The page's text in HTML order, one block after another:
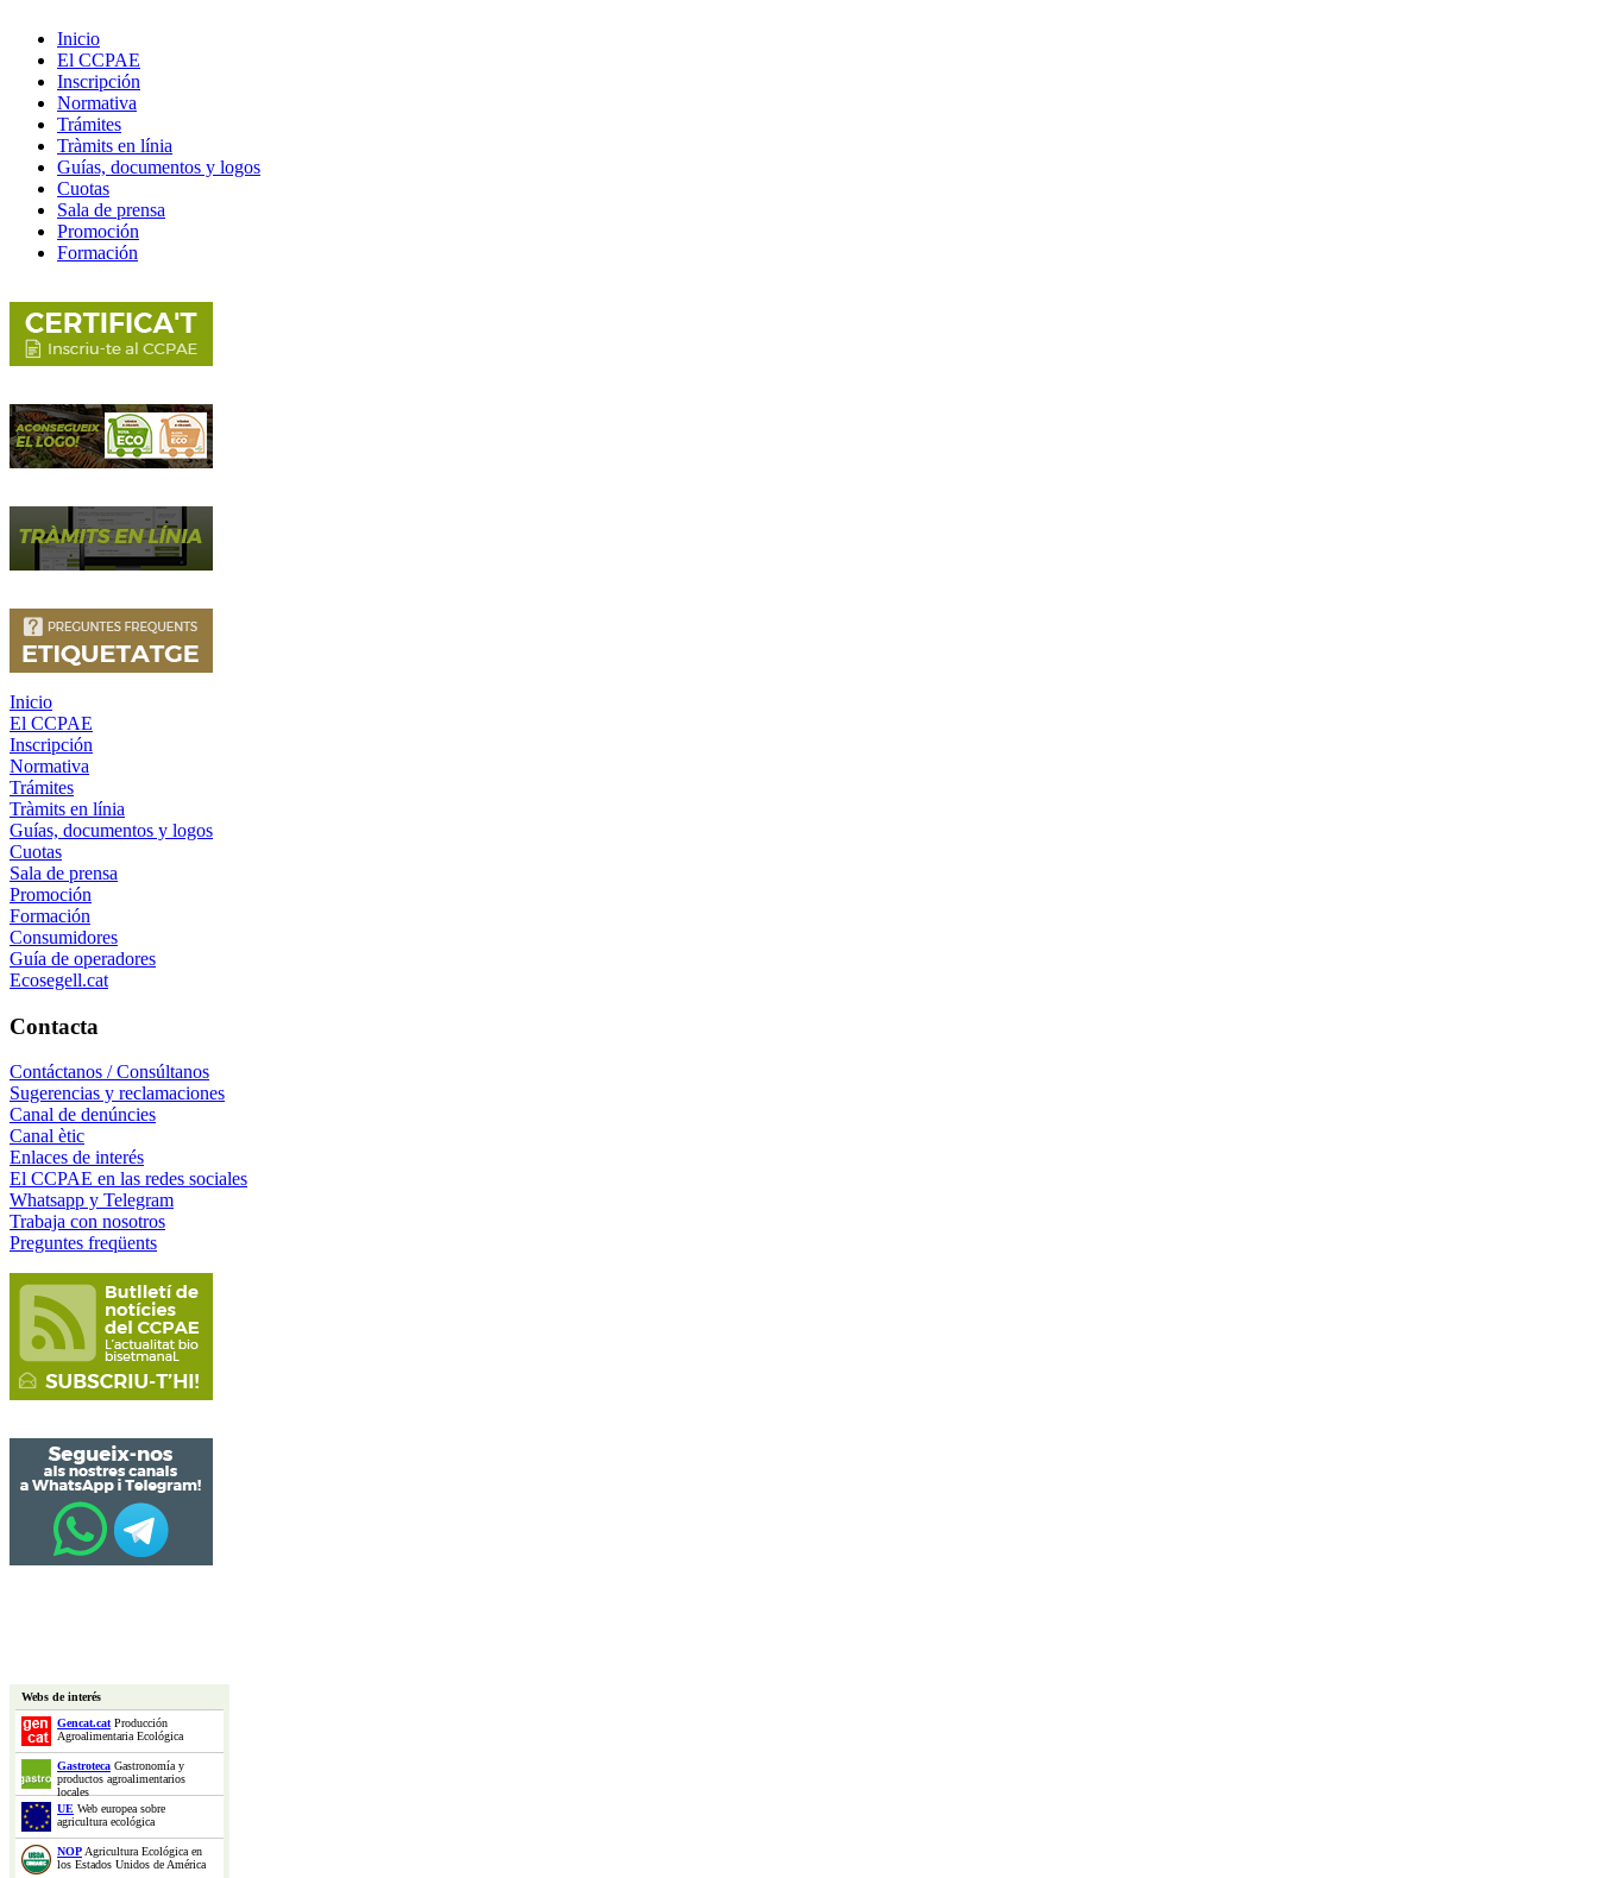
Inicio
El CCPAE
Inscripción
Normativa
Trámites
Tràmits en línia
Guías, documentos y logos
Cuotas
Sala de prensa
Promoción
Formación
Inicio
El CCPAE
Inscripción
Normativa
Trámites
Tràmits en línia
Guías, documentos y logos
Cuotas
Sala de prensa
Promoción
Formación
Consumidores
Guía de operadores
Ecosegell.cat
Contacta
Contáctanos / Consúltanos
Sugerencias y reclamaciones
Canal de denúncies
Canal ètic
Enlaces de interés
El CCPAE en las redes sociales
Whatsapp y Telegram
Trabaja con nosotros
Preguntes freqüents
Webs de interés
Gencat.catProducción
Agroalimentaria Ecológica
Gastroteca Gastronomía y
productos agroalimentarios
locales
UE Web europea sobre
agricultura ecológica
NOPAgricultura Ecológica en
los Estados Unidos de América